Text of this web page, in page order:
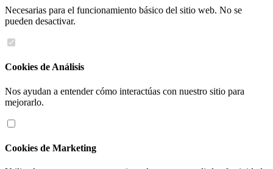
Necesarias para el funcionamiento básico del sitio web. No se
pueden desactivar.
Cookies de Análisis
Nos ayudan a entender cómo interactúas con nuestro sitio para
mejorarlo.
Cookies de Marketing